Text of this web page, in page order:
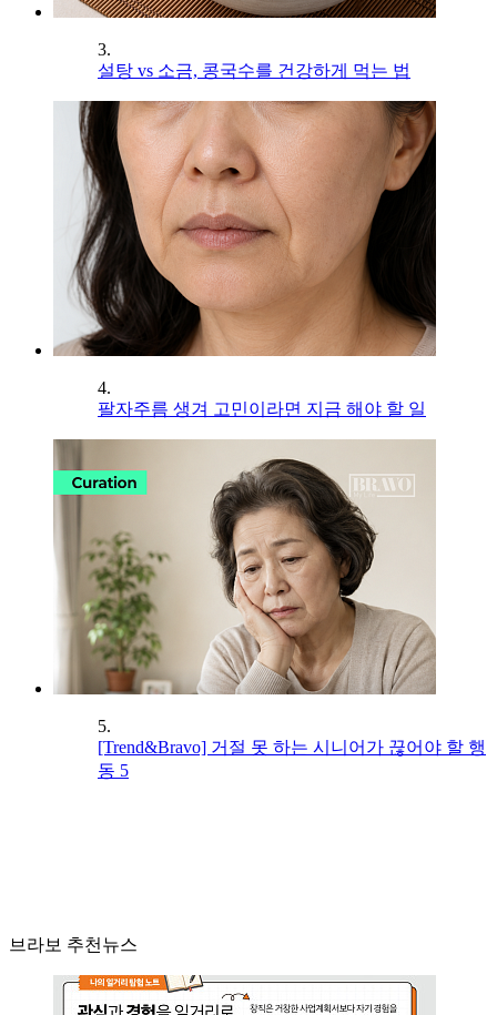
3.
설탕 vs 소금, 콩국수를 건강하게 먹는 법
4.
팔자주름 생겨 고민이라면 지금 해야 할 일
5.
[Trend&Bravo] 거절 못 하는 시니어가 끊어야 할 행
동 5
브라보 추천뉴스